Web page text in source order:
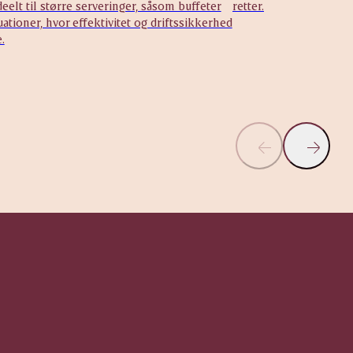
til større serveringer, såsom buffeter
hvor effektivitet og driftssikkerhed
retter.